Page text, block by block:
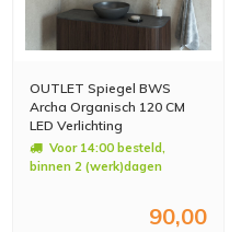
OUTLET Spiegel BWS
Archa Organisch 120 CM
LED Verlichting
Voor 14:00 besteld,
binnen 2 (werk)dagen
90,00